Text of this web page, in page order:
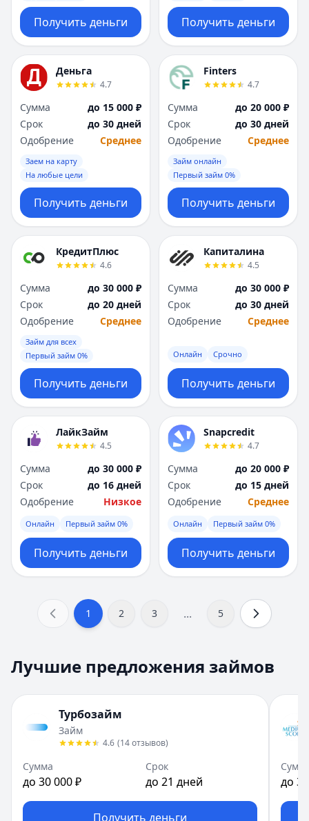
Получить деньги Получить деньги
Деньга
4.7
Сумма
до 15 000 ₽
Срок
до 30 дней
Одобрение
Среднее
Заем на карту
На любые цели
Получить деньги
Finters
4.7
Сумма
до 20 000 ₽
Срок
до 30 дней
Одобрение
Среднее
Займ онлайн
Первый займ 0%
Получить деньги
КредитПлюс
4.6
Сумма
до 30 000 ₽
Срок
до 20 дней
Одобрение
Среднее
Займ для всех
Первый займ 0%
Получить деньги
Капиталина
4.5
Сумма
до 30 000 ₽
Срок
до 30 дней
Одобрение
Среднее
Онлайн Срочно
Получить деньги
ЛайкЗайм
4.5
Сумма
до 30 000 ₽
Срок
до 16 дней
Одобрение
Низкое
Онлайн Первый займ 0%
Получить деньги
Snapcredit
4.7
Сумма
до 20 000 ₽
Срок
до 15 дней
Одобрение
Среднее
Онлайн Первый займ 0%
Получить деньги
1 2 3 ... 5
Лучшие предложения займов
Турбозайм
Займ
4.6 (14отзывов)
Сумма
до 30 000 ₽
Срок
до 21 дней
Получить деньги
до